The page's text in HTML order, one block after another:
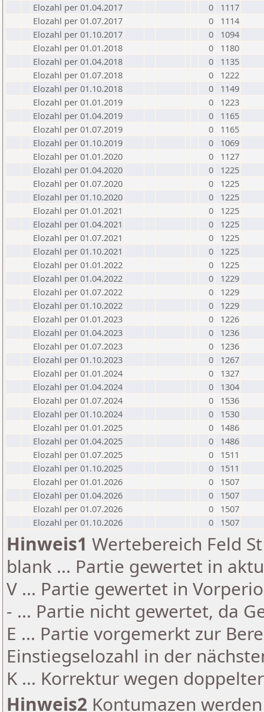
Elozahl per 01.04.2017
0
1117
Elozahl per 01.07.2017
0
1114
Elozahl per 01.10.2017
0
1094
Elozahl per 01.01.2018
0
1180
Elozahl per 01.04.2018
0
1135
Elozahl per 01.07.2018
0
1222
Elozahl per 01.10.2018
0
1149
Elozahl per 01.01.2019
0
1223
Elozahl per 01.04.2019
0
1165
Elozahl per 01.07.2019
0
1165
Elozahl per 01.10.2019
0
1069
Elozahl per 01.01.2020
0
1127
Elozahl per 01.04.2020
0
1225
Elozahl per 01.07.2020
0
1225
Elozahl per 01.10.2020
0
1225
Elozahl per 01.01.2021
0
1225
Elozahl per 01.04.2021
0
1225
Elozahl per 01.07.2021
0
1225
Elozahl per 01.10.2021
0
1225
Elozahl per 01.01.2022
0
1225
Elozahl per 01.04.2022
0
1229
Elozahl per 01.07.2022
0
1229
Elozahl per 01.10.2022
0
1229
Elozahl per 01.01.2023
0
1226
Elozahl per 01.04.2023
0
1236
Elozahl per 01.07.2023
0
1236
Elozahl per 01.10.2023
0
1267
Elozahl per 01.01.2024
0
1327
Elozahl per 01.04.2024
0
1304
Elozahl per 01.07.2024
0
1536
Elozahl per 01.10.2024
0
1530
Elozahl per 01.01.2025
0
1486
Elozahl per 01.04.2025
0
1486
Elozahl per 01.07.2025
0
1511
Elozahl per 01.10.2025
0
1511
Elozahl per 01.01.2026
0
1507
Elozahl per 01.04.2026
0
1507
Elozahl per 01.07.2026
0
1507
Elozahl per 01.10.2026
0 1507
Hinweis1 Wertebereich Feld
blank ... Partie gewertet in
V ... Partie gewertet in
- ... Partie nicht gewertet, da
E ... Partie vorgemerkt zur
Einstiegselozahl in der
K ... Korrektur wegen
Hinweis2 Kontumazen